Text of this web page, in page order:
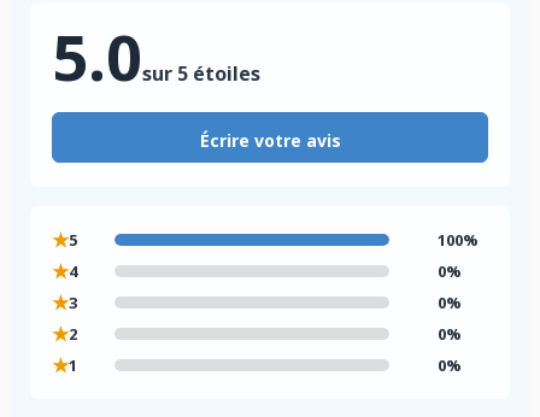
5.0sur 5 étoiles
Écrire votre avis
★5 100%
★4 0%
★3 0%
★2 0%
★1 0%